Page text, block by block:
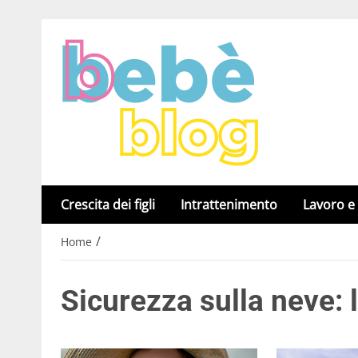
Crescita dei figli Intrattenimento Lavoro
Home /
Sicurezza sulla neve: